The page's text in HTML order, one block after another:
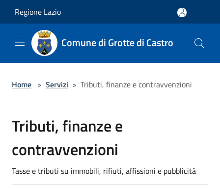
Regione Lazio
Comune di Grotte di Castro
Home > Servizi > Tributi, finanze e contravvenzioni
Tributi, finanze e
contravvenzioni
Tasse e tributi su immobili, rifiuti, affissioni e pubblicità